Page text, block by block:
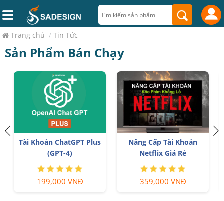
Trang chủ / Tin Tức
Sản Phẩm Bán Chạy
Tài Khoản ChatGPT Plus
(GPT-4)
199,000 VNĐ
Nâng Cấp Tài Khoản
Netflix Giá Rẻ
359,000 VNĐ